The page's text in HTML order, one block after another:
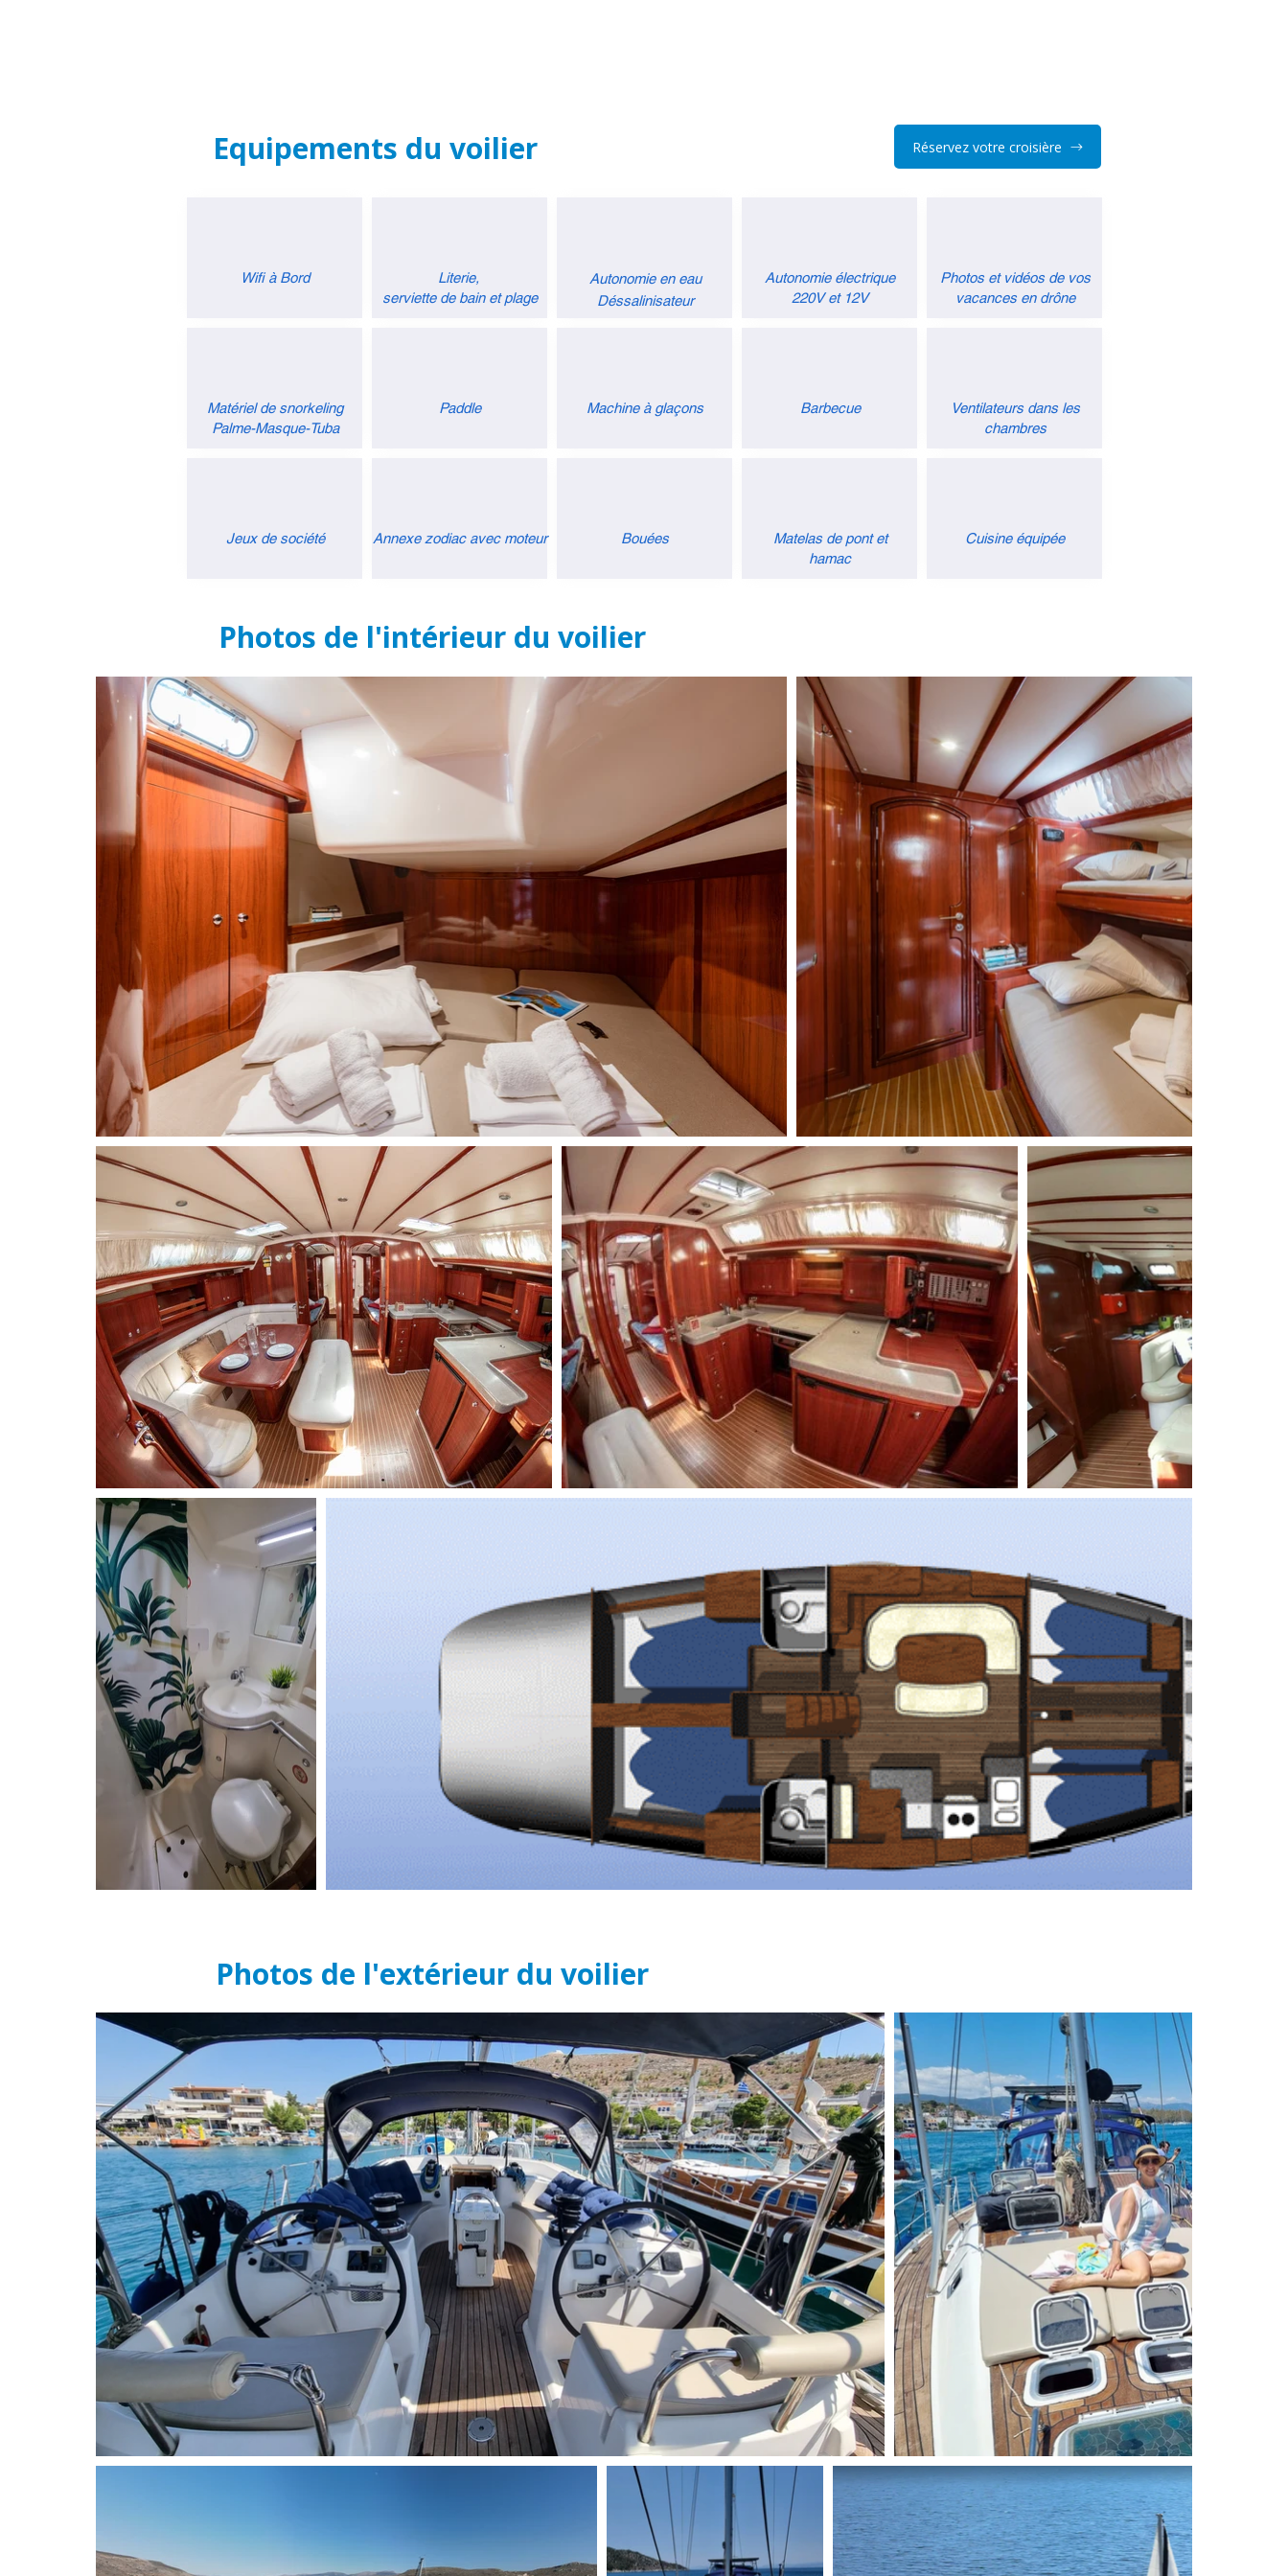
Equipements du voilier Réservez votre croisière
Wifi à Bord
Matériel de snorkeling
​Palme-Masque-Tuba
Jeux de société
Literie,
serviette de bain et plage
Paddle
Annexe zodiac avec moteur
Autonomie en eau
Déssalinisateur
Machine à glaçons
Bouées
Autonomie électrique
220V et 12V
Barbecue
Matelas de pont et
hamac
Photos et vidéos de vos
vacances en drône
Ventilateurs dans les
chambres
Cuisine équipée
Photos de l'intérieur du voilier
Photos de l'extérieur du voilier